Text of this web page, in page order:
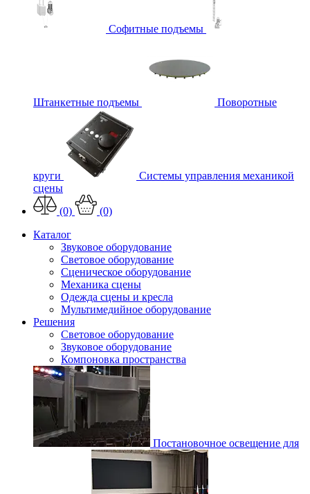
Софитные подъемы
Штанкетные подъемы Поворотные
круги
Системы управления механикой
сцены
(0)
(0)
Каталог
Звуковое оборудование
Световое оборудование
Сценическое оборудование
Механика сцены
Одежда сцены и кресла
Мультимедийное оборудование
Решения
Световое оборудование
Звуковое оборудование
Компоновка пространства
Постановочное освещение для